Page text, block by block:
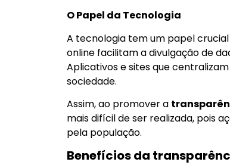
O Papel da Tecnologia
A tecnologia tem um papel
online facilitam a divulgação de
Aplicativos e sites que
sociedade.
Assim, ao promover a
mais difícil de ser realizada, pois
pela população.
Benefícios da